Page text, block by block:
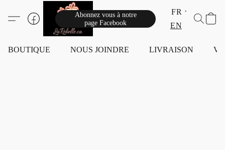
Abonnez vous à notre
page Facebook
FR
EN
BOUTIQUE NOUS JOINDRE LIVRAISON